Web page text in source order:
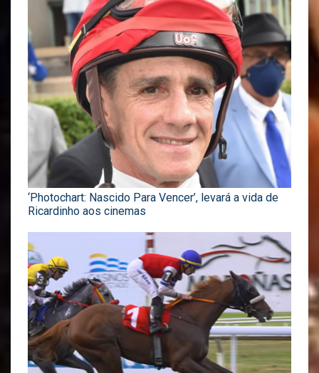
‘Photochart: Nascido Para Vencer’, levará a vida de
Ricardinho aos cinemas